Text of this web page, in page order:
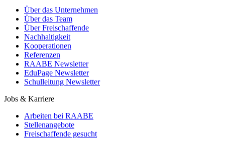
Über das Unternehmen
Über das Team
Über Freischaffende
Nachhaltigkeit
Kooperationen
Referenzen
RAABE Newsletter
EduPage Newsletter
Schulleitung Newsletter
Jobs & Karriere
Arbeiten bei RAABE
Stellenangebote
Freischaffende gesucht